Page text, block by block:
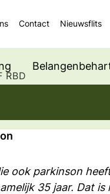
Contact Nieuwsflits
RBD
ook parkinson
35 jaar. Dat is